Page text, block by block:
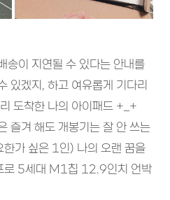
송이 지연될 수 있다는 안내를
있겠지, 하고 여유롭게 기다리
도착한 나의 아이패드 +_+
즐겨 해도 개봉기는 잘 안 쓰는
가 싶은 1인) 나의 오랜 꿈을
로 5세대 M1칩 12.9인치 언박